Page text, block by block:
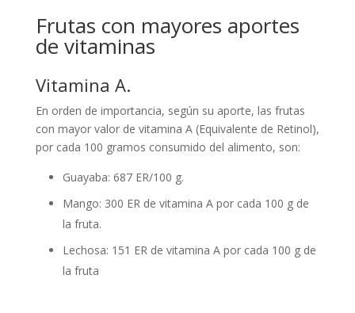
Frutas con mayores aportes
de vitaminas
Vitamina A.
En orden de importancia, según su aporte, las frutas
con mayor valor de vitamina A (Equivalente de Retinol),
por cada 100 gramos consumido del alimento, son:
Guayaba: 687 ER/100 g.
Mango: 300 ER de vitamina A por cada 100 g de
la fruta.
Lechosa: 151 ER de vitamina A por cada 100 g de
la fruta